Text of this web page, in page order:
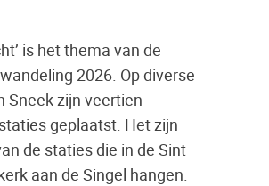
is het thema van de
2026. Op diverse
Sneek zijn veertien
geplaatst. Het zijn
de staties die in de Sint
aan de Singel hangen.